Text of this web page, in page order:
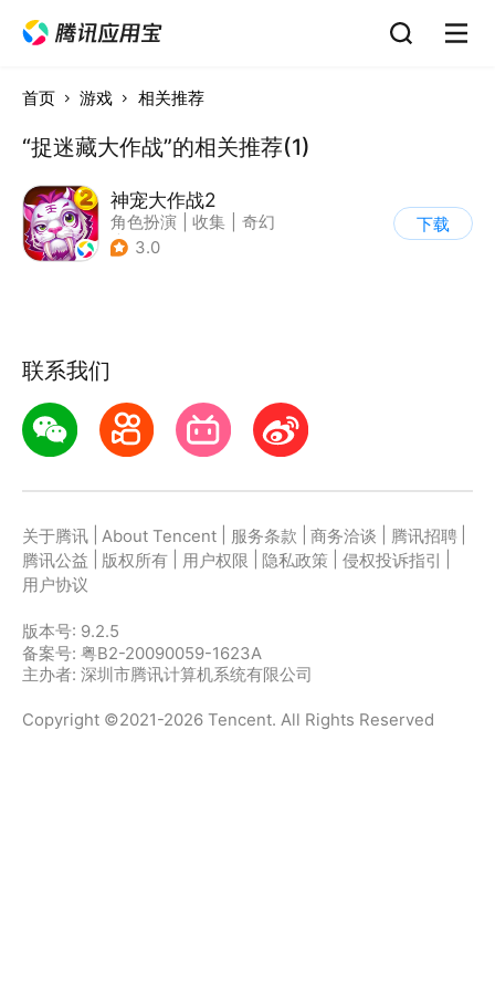
首页 游戏 相关推荐
“捉迷藏大作战”的相关推荐(1)
神宠大作战2
角色扮演 收集
奇幻
| 宠物
3.0
下载
联系我们
关于腾讯 About Tencent 服务条款 商务洽谈 腾讯招聘
腾讯公益
版权所有 用户权限 隐私政策 侵权投诉指引
用户协议
版本号: 9.2.5
备案号: 粤B2-20090059-1623A
主办者: 深圳市腾讯计算机系统有限公司
Copyright ©2021-2026 Tencent. All Rights Reserved